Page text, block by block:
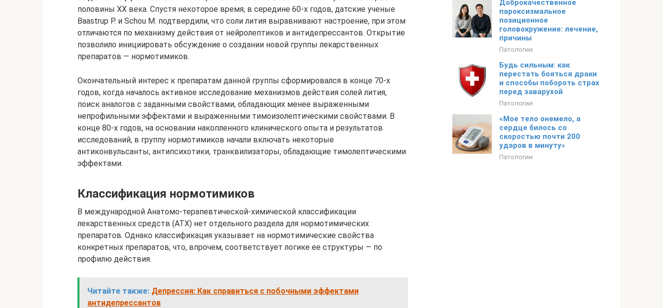
половины XX века. Спустя некоторое время, в середине 60-х годов, датские ученые
Baastrup P. и Schou M. подтвердили, что соли лития выравнивают настроение, при этом
отличаются по механизму действия от нейролептиков и антидепрессантов. Открытие
позволило инициировать обсуждение о создании новой группы лекарственных
препаратов — нормотимиков.
Окончательный интерес к препаратам данной группы сформировался в конце 70-х
годов, когда началось активное исследование механизмов действия солей лития,
поиск аналогов с заданными свойствами, обладающих менее выраженными
непрофильными эффектами и выраженными тимоизолептическими свойствами. В
конце 80-х годов, на основании накопленного клинического опыта и результатов
исследований, в группу нормотимиков начали включать некоторые
антиконвульсанты, антипсихотики, транквилизаторы, обладающие тимолептическими
эффектами.
Классификация нормотимиков
В международной Анатомо-терапевтической-химической классификации
лекарственных средств (ATX) нет отдельного раздела для нормотимических
препаратов. Однако классификация указывает на нормотимические свойства
конкретных препаратов, что, впрочем, соответствует логике ее структуры — по
профилю действия.
Читайте также: Депрессия: Как справиться с побочными эффектами
антидепрессантов
Доброкачественное
пароксизмальное
позиционное
головокружение: лечение,
причины
Патологии
Будь сильным: как
перестать бояться драки
и способы побороть страх
перед заварухой
Патологии
«Мое тело онемело, а
сердце билось со
скоростью почти 200
ударов в минуту»
Патологии